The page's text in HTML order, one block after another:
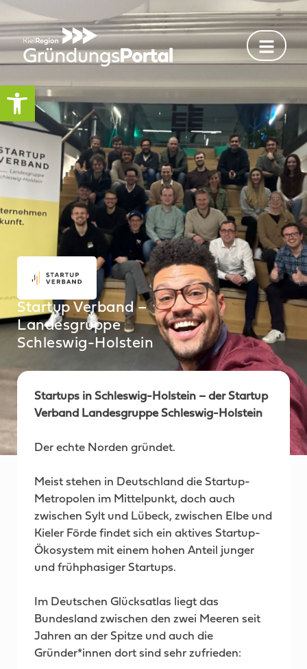
Werkzeugleiste öffnen
Startup Verband –
Landesgruppe
Schleswig-Holstein
Startups in Schleswig-Holstein – der Startup
Verband Landesgruppe Schleswig-Holstein
Der echte Norden gründet.
Meist stehen in Deutschland die Startup-
Metropolen im Mittelpunkt, doch auch
zwischen Sylt und Lübeck, zwischen Elbe und
Kieler Förde findet sich ein aktives Startup-
Ökosystem mit einem hohen Anteil junger
und frühphasiger Startups.
Im Deutschen Glücksatlas liegt das
Bundesland zwischen den zwei Meeren seit
Jahren an der Spitze und auch die
Gründer*innen dort sind sehr zufrieden: